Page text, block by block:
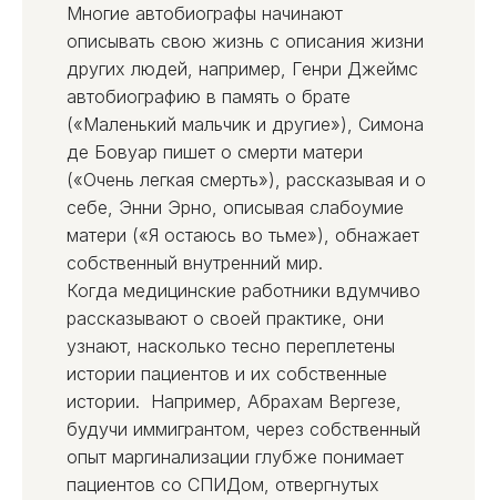
Многие автобиографы начинают
описывать свою жизнь с описания жизни
других людей, например, Генри Джеймс
автобиографию в память о брате
(«Маленький мальчик и другие»), Симона
де Бовуар пишет о смерти матери
(«Очень легкая смерть»), рассказывая и о
себе, Энни Эрно, описывая слабоумие
матери («Я остаюсь во тьме»), обнажает
собственный внутренний мир.
Когда медицинские работники вдумчиво
рассказывают о своей практике, они
узнают, насколько тесно переплетены
истории пациентов и их собственные
истории. Например, Абрахам Вергезе,
будучи иммигрантом, через собственный
опыт маргинализации глубже понимает
пациентов со СПИДом, отвергнутых